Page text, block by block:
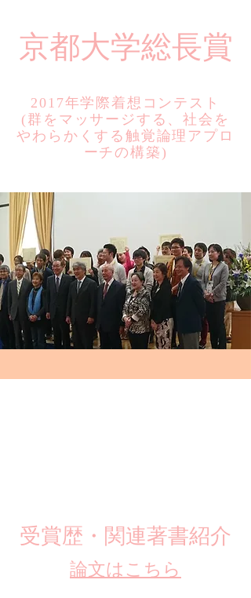
​京都大学総長賞
2017年学際着想コンテスト
​(群をマッサージする、社会を
やわらかくする触覚論理アプロ
ーチの構築)
​受賞歴・関連著書紹介
​論文はこちら